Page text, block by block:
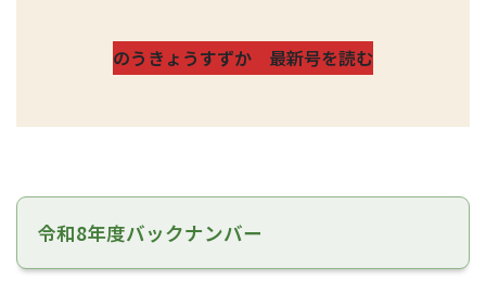
のうきょうすずか 最新号を読む
令和8年度バックナンバー